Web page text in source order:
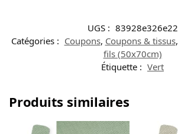
UGS : 83928e326e22
Catégories : Coupons, Coupons & tissus,
fils (50x70cm)
Étiquette : Vert
Produits similaires